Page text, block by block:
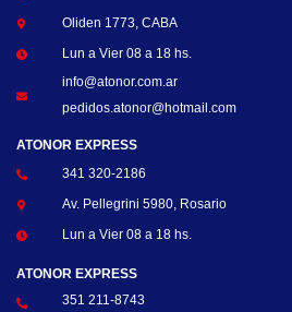
Oliden 1773, CABA
Lun a Vier 08 a 18 hs.
info@atonor.com.ar
pedidos.atonor@hotmail.com
ATONOR EXPRESS
341 320-2186
Av. Pellegrini 5980, Rosario
Lun a Vier 08 a 18 hs.
ATONOR EXPRESS
351 211-8743